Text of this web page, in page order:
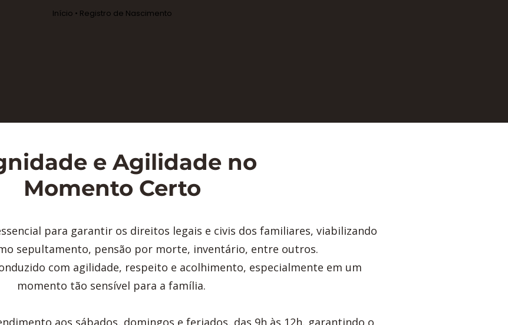
Início • Registro de Nascimento
e Agilidade no
Momento Certo
para garantir os direitos legais e civis dos familiares, viabilizando
sepultamento, pensão por morte, inventário, entre outros.
com agilidade, respeito e acolhimento, especialmente em um
momento tão sensível para a família.
aos sábados, domingos e feriados, das 9h às 12h, garantindo o